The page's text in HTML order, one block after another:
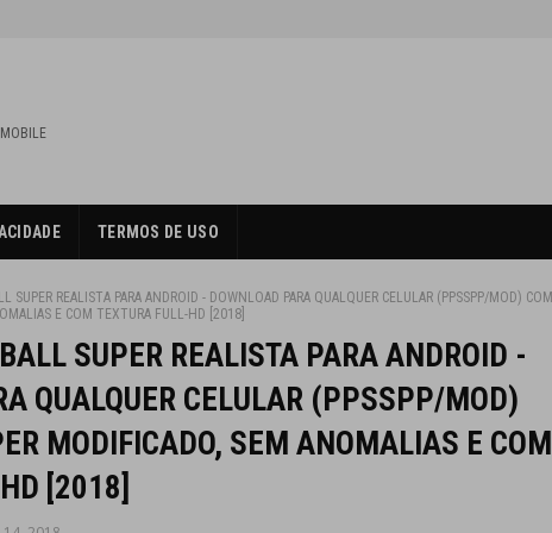
TERMOS DE USO
SUPER REALISTA PARA ANDROID - DOWNLOAD PARA QUALQUER CELULAR (PPSSPP/MOD) COM
E COM TEXTURA FULL-HD [2018]
SUPER REALISTA PARA ANDROID -
QUALQUER CELULAR (PPSSPP/MOD)
MODIFICADO, SEM ANOMALIAS E COM
[2018]